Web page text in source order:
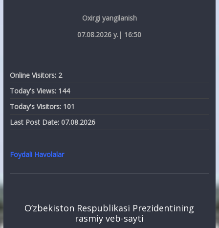
Oxirgi yangilanish
07.08.2026 y.| 16:50
Online Visitors: 2
Today's Views: 144
Today's Visitors: 101
Last Post Date: 07.08.2026
Foydali Havolalar
O‘zbekiston Respublikasi Prezidentining
rasmiy veb-sayti